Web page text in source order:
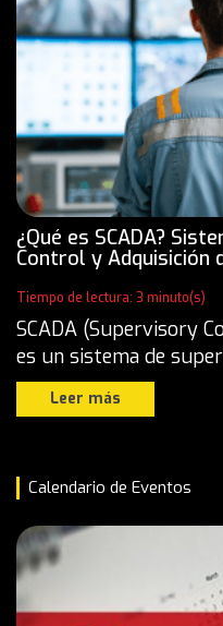
¿Qué es SCADA?
Control y Adquisición
Tiempo de lectura: 3 minuto(s)
SCADA (Supervisory
es un sistema de
Leer más
Calendario de Eventos